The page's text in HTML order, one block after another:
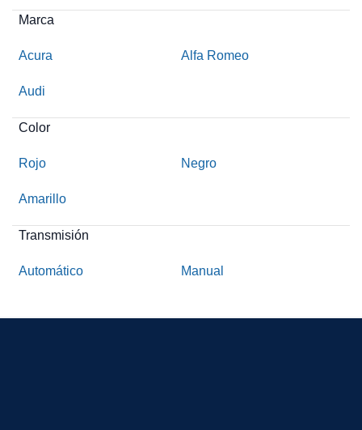
Marca
Acura Alfa Romeo
Audi
Color
Rojo Negro
Amarillo
Transmisión
Automático Manual